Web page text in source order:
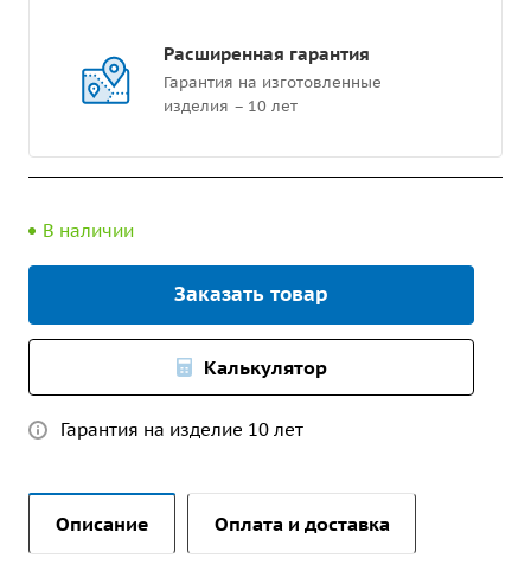
Расширенная гарантия
Гарантия на изготовленные
изделия – 10 лет
В наличии
Заказать товар
Калькулятор
Гарантия на изделие 10 лет
Описание Оплата и доставка